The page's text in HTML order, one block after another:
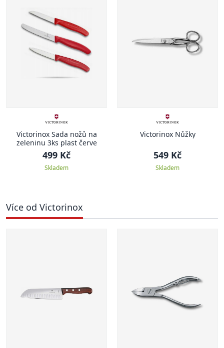
Victorinox Sada nožů na
zeleninu 3ks plast červe
499 Kč
Skladem
Victorinox Nůžky
549 Kč
Skladem
Více od Victorinox